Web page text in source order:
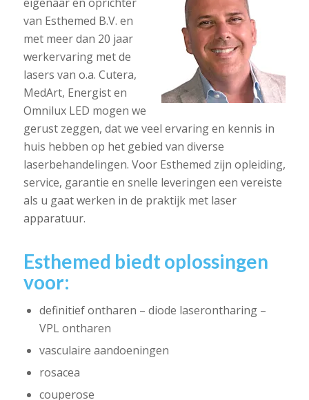
eigenaar en oprichter
van Esthemed B.V. en
met meer dan 20 jaar
werkervaring met de
lasers van o.a. Cutera,
MedArt, Energist en
Omnilux LED mogen we
gerust zeggen, dat we veel ervaring en kennis in
huis hebben op het gebied van diverse
laserbehandelingen. Voor Esthemed zijn opleiding,
service, garantie en snelle leveringen een vereiste
als u gaat werken in de praktijk met laser
apparatuur.
Esthemed biedt oplossingen
voor:
definitief ontharen – diode laserontharing –
VPL ontharen
vasculaire aandoeningen
rosacea
couperose